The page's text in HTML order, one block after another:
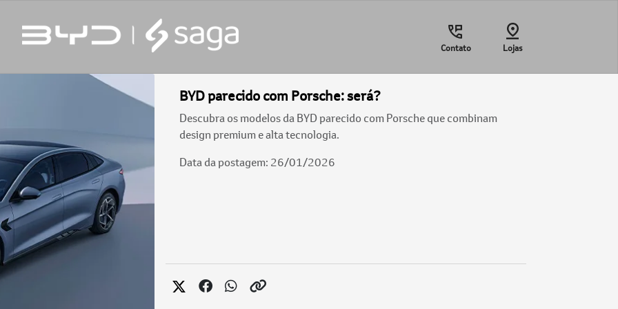
Contato Lojas
BYD parecido com Porsche: será?
Descubra os modelos da BYD parecido com Porsche que combinam
design premium e alta tecnologia.
Data da postagem: 26/01/2026